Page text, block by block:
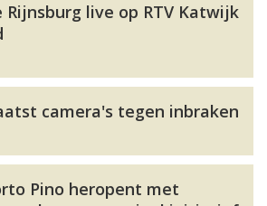
Rijnsburg live op RTV Katwijk
camera's tegen inbraken
Pino heropent met